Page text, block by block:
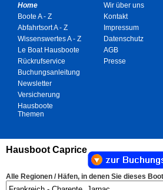
Home
Boote A - Z
Abfahrtsort A - Z
Wissenswertes A - Z
Le Boat Hausboote
Rückrufservice
Buchungsanleitung
Newsletter
Versicherung
Hausboote
Themen
Wir über uns
Kontakt
Impressum
Datenschutz
AGB
Presse
Hausboot Caprice
Alle Regionen / Häfen, in denen Sie dieses